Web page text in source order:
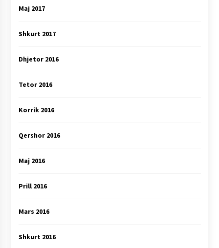
Maj 2017
Shkurt 2017
Dhjetor 2016
Tetor 2016
Korrik 2016
Qershor 2016
Maj 2016
Prill 2016
Mars 2016
Shkurt 2016